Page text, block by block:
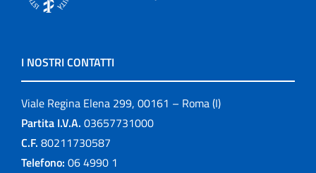
I NOSTRI CONTATTI
Viale Regina Elena 299, 00161 – Roma (I)
Partita I.V.A. 03657731000
C.F. 80211730587
Telefono: 06 4990 1